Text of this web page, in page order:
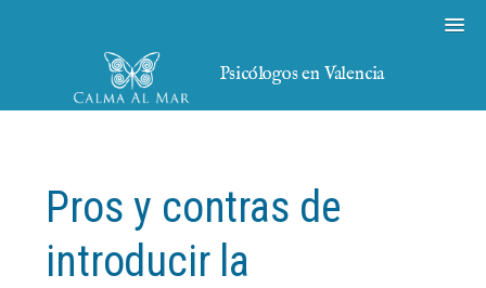
Psicólogos en Valencia
Pros y contras de
introducir la